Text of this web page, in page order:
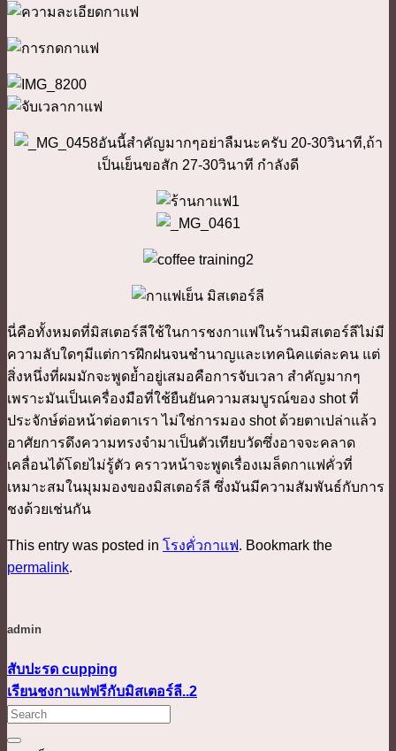
อันนี้สำคัญมากๆอย่าลืมนะครับ 20-30วินาที,ถ้า
เป็นเย็นขอสัก 27-30วินาที กำลังดี
นี่คือทั้งหมดที่มิสเตอร์ลีใช้ในการชงกาแฟในร้านมิสเตอร์ลีไม่มี
ความลับใดๆมีแต่การฝึกฝนจนชำนาญและเทคนิคแต่ละคน แต่
สิ่งหนึ่งที่ผมมักจะพูดย้ำอยู่เสมอคือการจับเวลา สำคัญมากๆ
เพราะมันเป็นเครื่องมือที่ใช้ยืนยันความสมบูรณ์ของ shot ที่
ประจักษ์ต่อหน้าต่อตาเรา ไม่ใช่การมอง shot ด้วยตาเปล่าแล้ว
อาศัยการดึงความทรงจำมาเป็นตัวเทียบวัดซึ่งอาจจะคลาด
เคลื่อนได้โดยไม่รู้ตัว คราวหน้าจะพูดเรื่องเมล็ดกาแฟคั่วที่
เหมาะสมในมุมมองของมิสเตอร์ลี ซึ่งมันมีความสัมพันธ์กับการ
ชงด้วยเช่นกัน
This entry was posted in โรงคั่วกาแฟ. Bookmark the
permalink.
admin
สับปะรด cupping
เรียนชงกาแฟฟรีกับมิสเตอร์ลี..2